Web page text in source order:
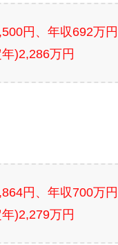
円、年収692万円
)2,286万円
円、年収700万円
)2,279万円